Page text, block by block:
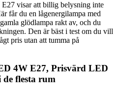
visar att billig belysning inte
får du en lågenergilampa med
glödlampa rakt av, och du
Den är bäst i test om du vill
pris utan att tumma på
4W E27, Prisvärd LED
de flesta rum